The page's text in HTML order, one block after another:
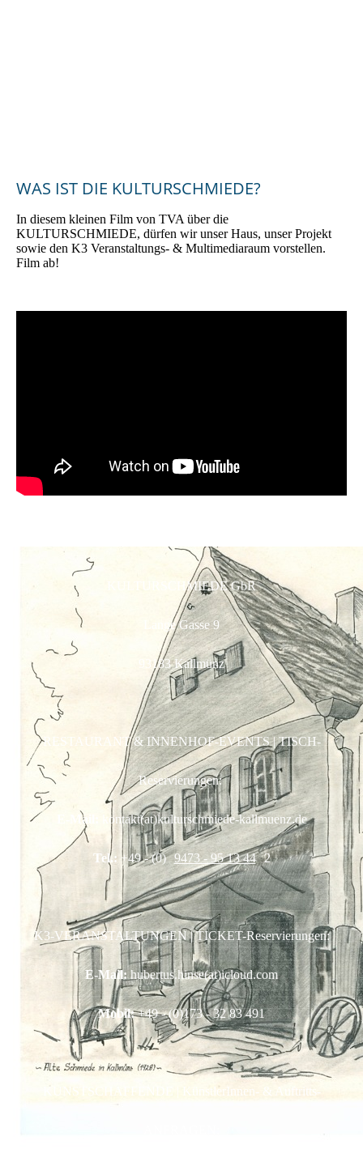
WAS IST DIE KULTURSCHMIEDE?
In diesem kleinen Film von TVA über die
KULTURSCHMIEDE, dürfen wir unser Haus, unser Projekt
sowie den K3 Veranstaltungs- & Multimediaraum vorstellen.
Film ab!
KULTURSCHMIEDE GbR
Lange Gasse 9
93183 Kallmünz
RESTAURANT & INNENHOF-EVENTS | TISCH-
Reservierungen:
E-Mail: kontakt(at)kulturschmiede-kallmuenz.de
Tel.: +49 - (0) 9473 - 95 13 44 2
K3-VERANSTALTUNGEN | TICKET-Reservierungen:
E-Mail:hubertus.hinse(at)icloud.com
Mobil:+49 - (0)173 - 32 83 491
KUNSTSCHAFFENDE | KünstlerInnen- & Auftritts-